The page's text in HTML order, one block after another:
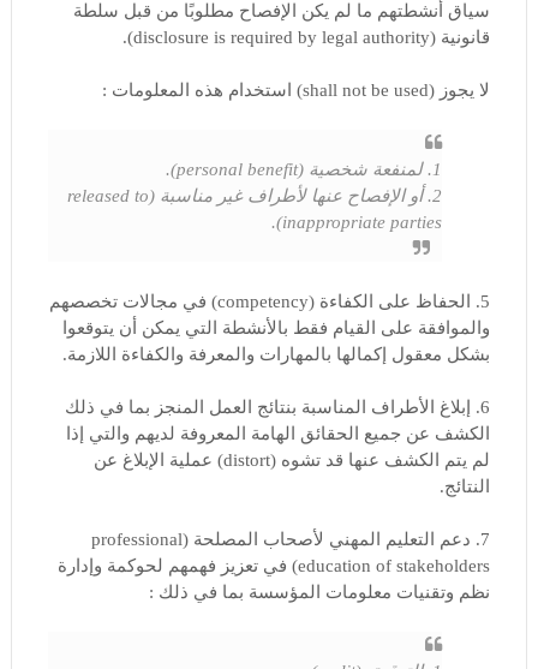
سياق أنشطتهم ما لم يكن الإفصاح مطلوبًا من قبل سلطة
قانونية (disclosure is required by legal authority).
لا يجوز (shall not be used) استخدام هذه المعلومات :
1. لمنفعة شخصية (personal benefit).
2. أو الإفصاح عنها لأطراف غير مناسبة (released to
inappropriate parties).
5. الحفاظ على الكفاءة (competency) في مجالات تخصصهم
والموافقة على القيام فقط بالأنشطة التي يمكن أن يتوقعوا
بشكل معقول إكمالها بالمهارات والمعرفة والكفاءة اللازمة.
6. إبلاغ الأطراف المناسبة بنتائج العمل المنجز بما في ذلك
الكشف عن جميع الحقائق الهامة المعروفة لديهم والتي إذا
لم يتم الكشف عنها قد تشوه (distort) عملية الإبلاغ عن
النتائج.
7. دعم التعليم المهني لأصحاب المصلحة (professional
education of stakeholders) في تعزيز فهمهم لحوكمة وإدارة
نظم وتقنيات معلومات المؤسسة بما في ذلك :